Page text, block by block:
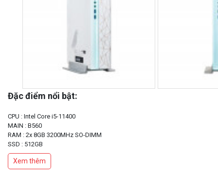
Đặc điểm nổi bật:
CPU : Intel Core i5-11400
MAIN : B560
RAM : 2x 8GB 3200MHz SO-DIMM
SSD : 512GB
Xem thêm